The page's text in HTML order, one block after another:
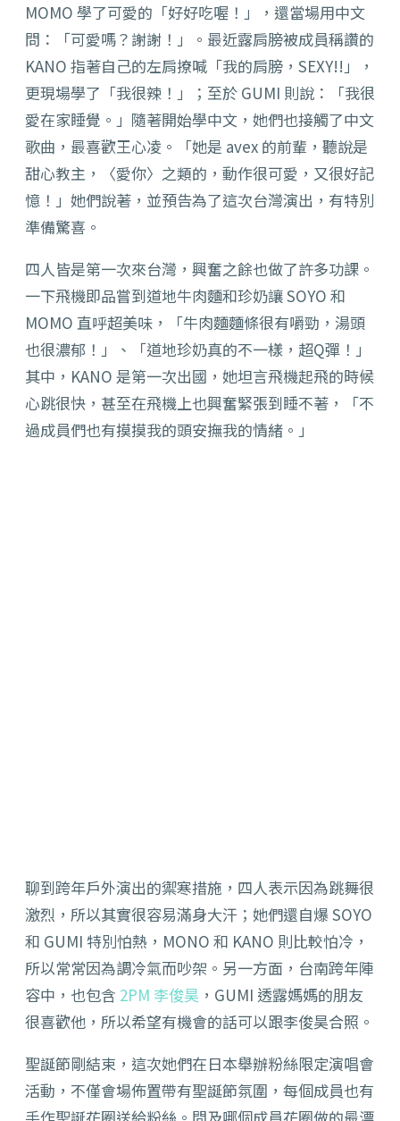
MOMO 學了可愛的「好好吃喔！」，還當場用中文
問：「可愛嗎？謝謝！」。最近露肩膀被成員稱讚的
KANO 指著自己的左肩撩喊「我的肩膀，SEXY!!」，
更現場學了「我很辣！」；至於 GUMI 則說：「我很
愛在家睡覺。」隨著開始學中文，她們也接觸了中文
歌曲，最喜歡王心凌。「她是 avex 的前輩，聽說是
甜心教主，〈愛你〉之類的，動作很可愛，又很好記
憶！」她們說著，並預告為了這次台灣演出，有特別
準備驚喜。
四人皆是第一次來台灣，興奮之餘也做了許多功課。
一下飛機即品嘗到道地牛肉麵和珍奶讓 SOYO 和
MOMO 直呼超美味，「牛肉麵麵條很有嚼勁，湯頭
也很濃郁！」、「道地珍奶真的不一樣，超Q彈！」
其中，KANO 是第一次出國，她坦言飛機起飛的時候
心跳很快，甚至在飛機上也興奮緊張到睡不著，「不
過成員們也有摸摸我的頭安撫我的情緒。」
聊到跨年戶外演出的禦寒措施，四人表示因為跳舞很
激烈，所以其實很容易滿身大汗；她們還自爆 SOYO
和 GUMI 特別怕熱，MONO 和 KANO 則比較怕冷，
所以常常因為調冷氣而吵架。另一方面，台南跨年陣
容中，也包含 2PM 李俊昊 ，GUMI 透露媽媽的朋友
很喜歡他，所以希望有機會的話可以跟李俊昊合照。
聖誕節剛結束，這次她們在日本舉辦粉絲限定演唱會
活動，不僅會場佈置帶有聖誕節氛圍，每個成員也有